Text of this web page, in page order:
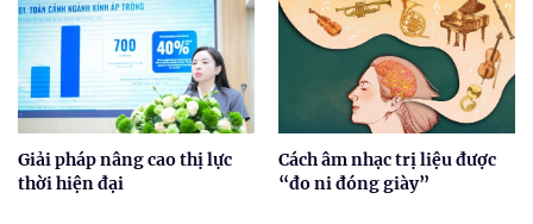
Giải pháp nâng cao thị lực
thời hiện đại
Cách âm nhạc trị liệu được
“đo ni đóng giày”